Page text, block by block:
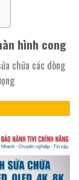
hình cong
chữa các dòng